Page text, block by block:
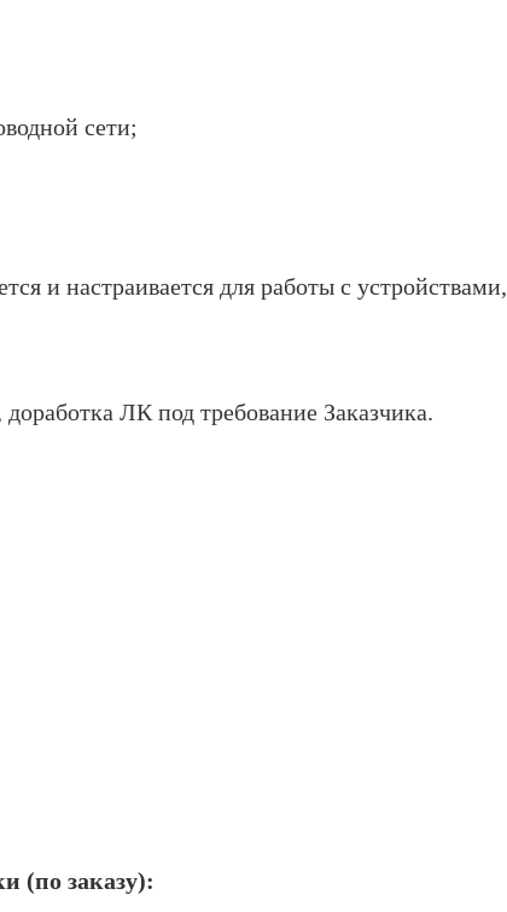
сети;
и настраивается для работы с устройствами,
ЛК под требование Заказчика.
(по заказу):